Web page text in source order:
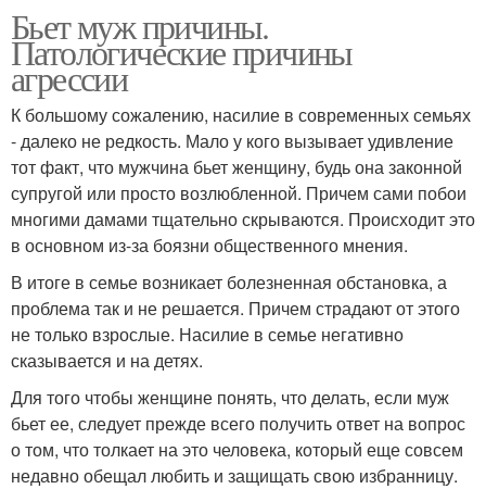
Бьет муж причины.
Патологические причины
агрессии
К большому сожалению, насилие в современных семьях
- далеко не редкость. Мало у кого вызывает удивление
тот факт, что мужчина бьет женщину, будь она законной
супругой или просто возлюбленной. Причем сами побои
многими дамами тщательно скрываются. Происходит это
в основном из-за боязни общественного мнения.
В итоге в семье возникает болезненная обстановка, а
проблема так и не решается. Причем страдают от этого
не только взрослые. Насилие в семье негативно
сказывается и на детях.
Для того чтобы женщине понять, что делать, если муж
бьет ее, следует прежде всего получить ответ на вопрос
о том, что толкает на это человека, который еще совсем
недавно обещал любить и защищать свою избранницу.